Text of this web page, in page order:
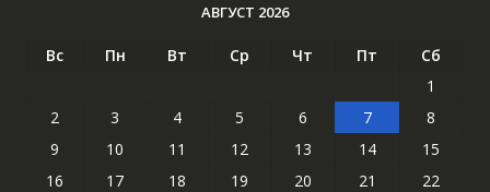
АВГУСТ 2026
Вс Пн Вт Ср Чт Пт
Сб
1
2
3 4 5 6 7
8
9
10 11 12 13 14
15
16
17 18 19 20 21
22